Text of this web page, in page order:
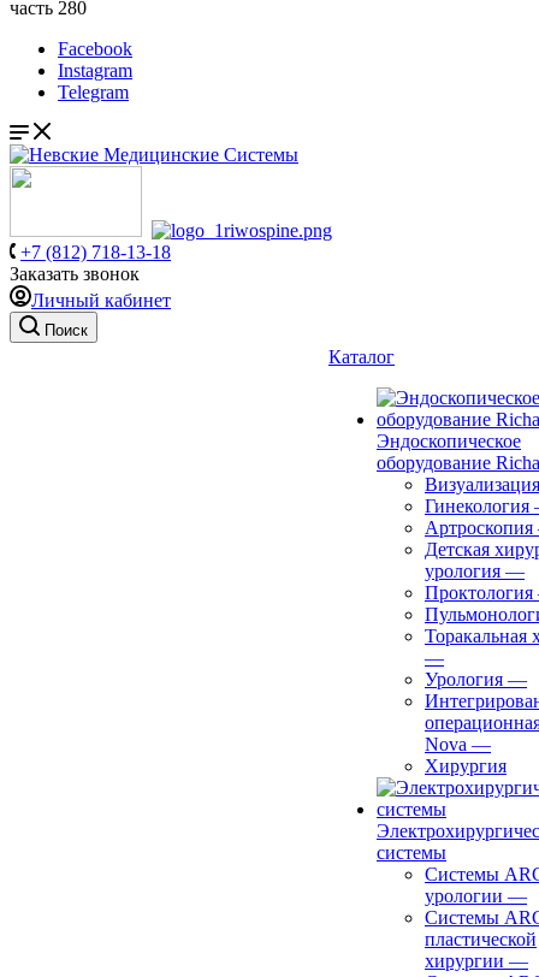
часть 280
Facebook
Instagram
Telegram
+7 (812) 718-13-18
Заказать звонок
Личный кабинет
Поиск
Каталог
Эндоскопическое
оборудование
Визуализация
Гинекология
Артроскопия
Детская
урология —
Проктология
Торакальная
—
Урология —
Nova —
Хирургия
системы
Системы
урологии —
Системы
пластической
хирургии —